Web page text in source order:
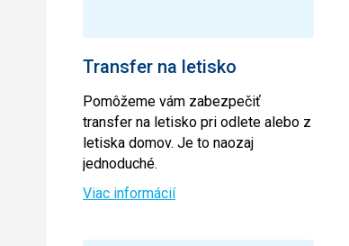
Transfer na letisko
Pomôžeme vám zabezpečiť
transfer na letisko pri odlete alebo z
letiska domov. Je to naozaj
jednoduché.
Viac informácií